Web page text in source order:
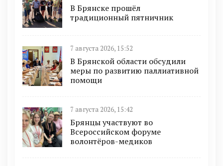
В Брянске прошёл
традиционный пятничник
7 августа 2026, 15:52
В Брянской области обсудили
меры по развитию паллиативной
помощи
7 августа 2026, 15:42
Брянцы участвуют во
Всероссийском форуме
волонтёров-медиков